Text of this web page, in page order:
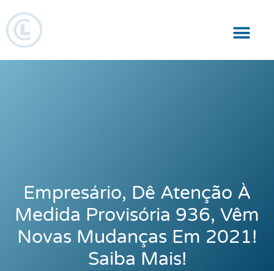
Empresário, Dê Atenção À
Medida Provisória 936, Vêm
Novas Mudanças Em 2021!
Saiba Mais!